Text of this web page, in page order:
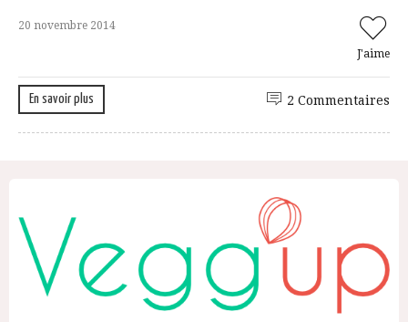
20 novembre 2014
J'aime
En savoir plus 2 Commentaires